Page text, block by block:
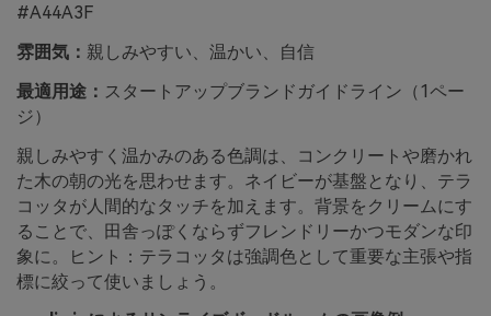
#A44A3F
雰囲気： 親しみやすい、温かい、自信
最適用途： スタートアップブランドガイドライン（1ペー
ジ）
親しみやすく温かみのある色調は、コンクリートや磨かれ
た木の朝の光を思わせます。ネイビーが基盤となり、テラ
コッタが人間的なタッチを加えます。背景をクリームにす
ることで、田舎っぽくならずフレンドリーかつモダンな印
象に。ヒント：テラコッタは強調色として重要な主張や指
標に絞って使いましょう。